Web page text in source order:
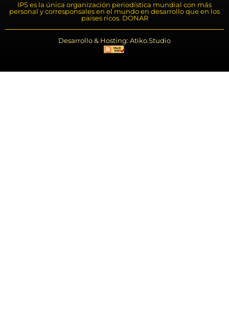
IPS es la única organización periodística mundial con más
personal y corresponsales en el mundo en desarrollo que en los
países ricos. DONAR
Desarrollo & Hosting: Atiko.Studio